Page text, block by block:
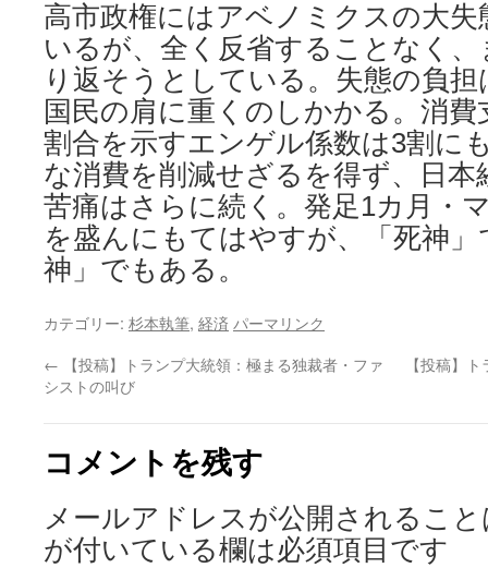
高市政権にはアベノミクスの大
いるが、全く反省することなく
り返そうとしている。失態の負
国民の肩に重くのしかかる。消
割合を示すエンゲル係数は3割に
な消費を削減せざるを得ず、日本
苦痛はさらに続く。発足1カ月・
を盛んにもてはやすが、「死神
神」でもある。
カテゴリー: 杉本執筆, 経済 パーマリンク
← 【投稿】トランプ大統領：極まる独裁者・ファ
シストの叫び
【投稿】
コメントを残す
メールアドレスが公開されるこ
が付いている欄は必須項目です